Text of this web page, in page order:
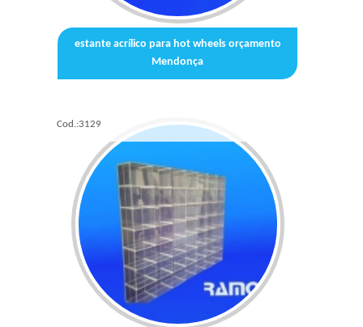
estante acrílico para hot wheels orçamento
Mendonça
Cod.:3129